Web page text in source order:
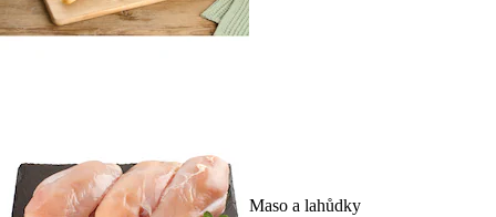
Maso a lahůdky